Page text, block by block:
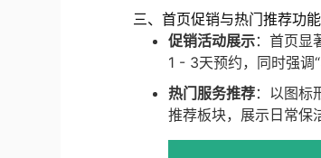
三、首页促销与热门推荐功能
促销活动展示：首页显
1 - 3天预约，同时强调
热门服务推荐：以图标
推荐板块，展示日常保